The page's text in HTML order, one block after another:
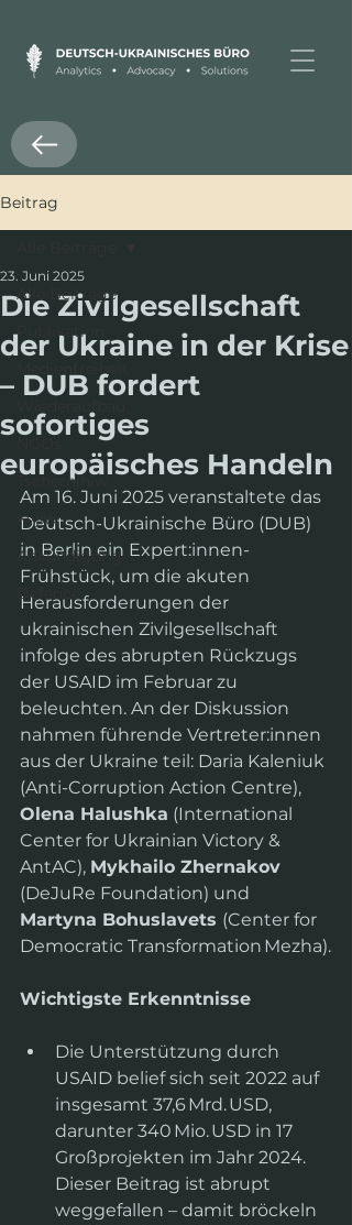
Beitrag
Alle Beiträge
Publikation
Medienfreiheit
Tschernihiw
Kyjiw
Ankündigung
Defence
Die Zivilgesellschaft
der Ukraine in der Krise
– DUB fordert
sofortiges
europäisches Handeln
23. Juni 2025
Am 16. Juni 2025 veranstaltete das
Deutsch-Ukrainische Büro (DUB)
in Berlin ein Expert:innen-
Frühstück, um die akuten
Herausforderungen der
ukrainischen Zivilgesellschaft
infolge des abrupten Rückzugs
der USAID im Februar zu
beleuchten. An der Diskussion
nahmen führende Vertreter:innen
aus der Ukraine teil: Daria Kaleniuk
(Anti-Corruption Action Centre),
Olena Halushka (International
Center for Ukrainian Victory &
AntAC), Mykhailo Zhernakov
(DeJuRe Foundation) und
Martyna Bohuslavets (Center for
Democratic Transformation Mezha).
Wichtigste Erkenntnisse
Die Unterstützung durch
USAID belief sich seit 2022 auf
insgesamt 37,6 Mrd. USD,
darunter 340 Mio. USD in 17
Großprojekten im Jahr 2024.
Dieser Beitrag ist abrupt
weggefallen – damit bröckeln